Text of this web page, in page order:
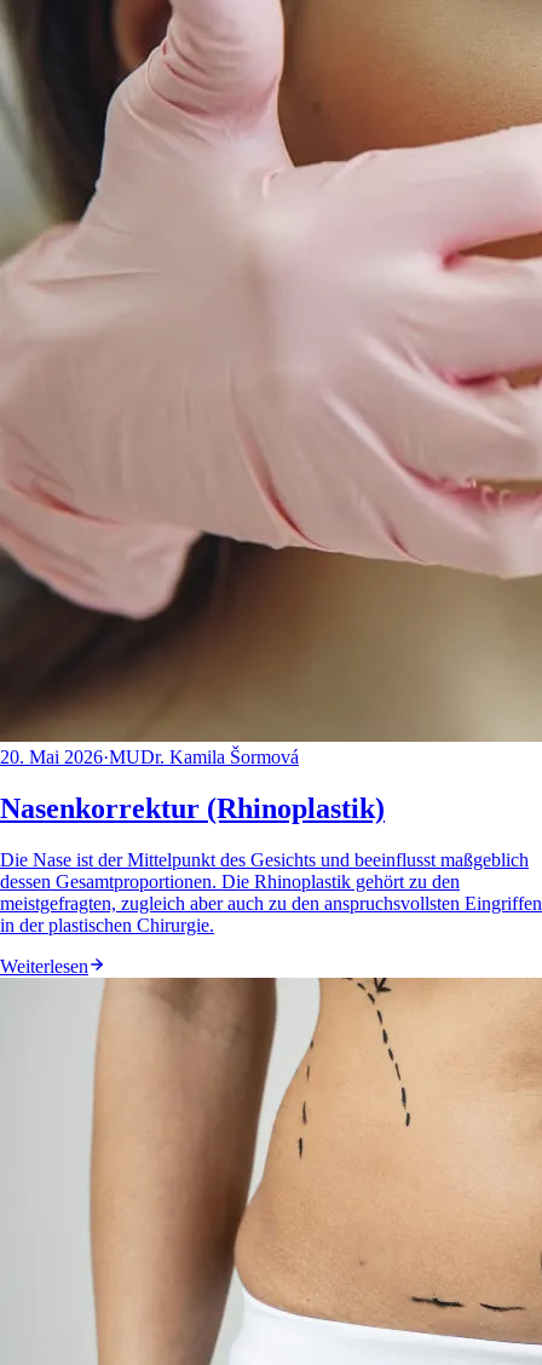
20. Mai 2026·MUDr. Kamila Šormová
Nasenkorrektur (Rhinoplastik)
Die Nase ist der Mittelpunkt des Gesichts und beeinflusst maßgeblich
dessen Gesamtproportionen. Die Rhinoplastik gehört zu den
meistgefragten, zugleich aber auch zu den anspruchsvollsten Eingriffen
in der plastischen Chirurgie.
Weiterlesen